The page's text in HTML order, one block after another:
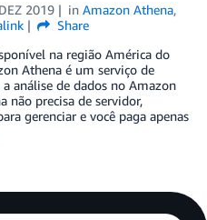
2019 in Amazon Athena,
Share
na região América do
Athena é um serviço de
análise de dados no Amazon
não precisa de servidor,
gerenciar e você paga apenas